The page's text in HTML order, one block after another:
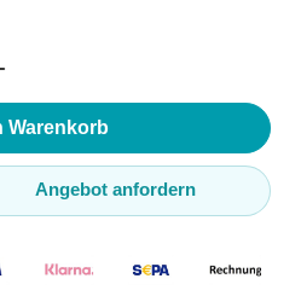
Warenkorb
Angebot anfordern